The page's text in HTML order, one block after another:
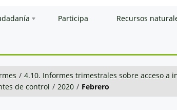
Participa Recursos
/ 4.10. Informes trimestrales sobre acceso a
de control / 2020 / Febrero